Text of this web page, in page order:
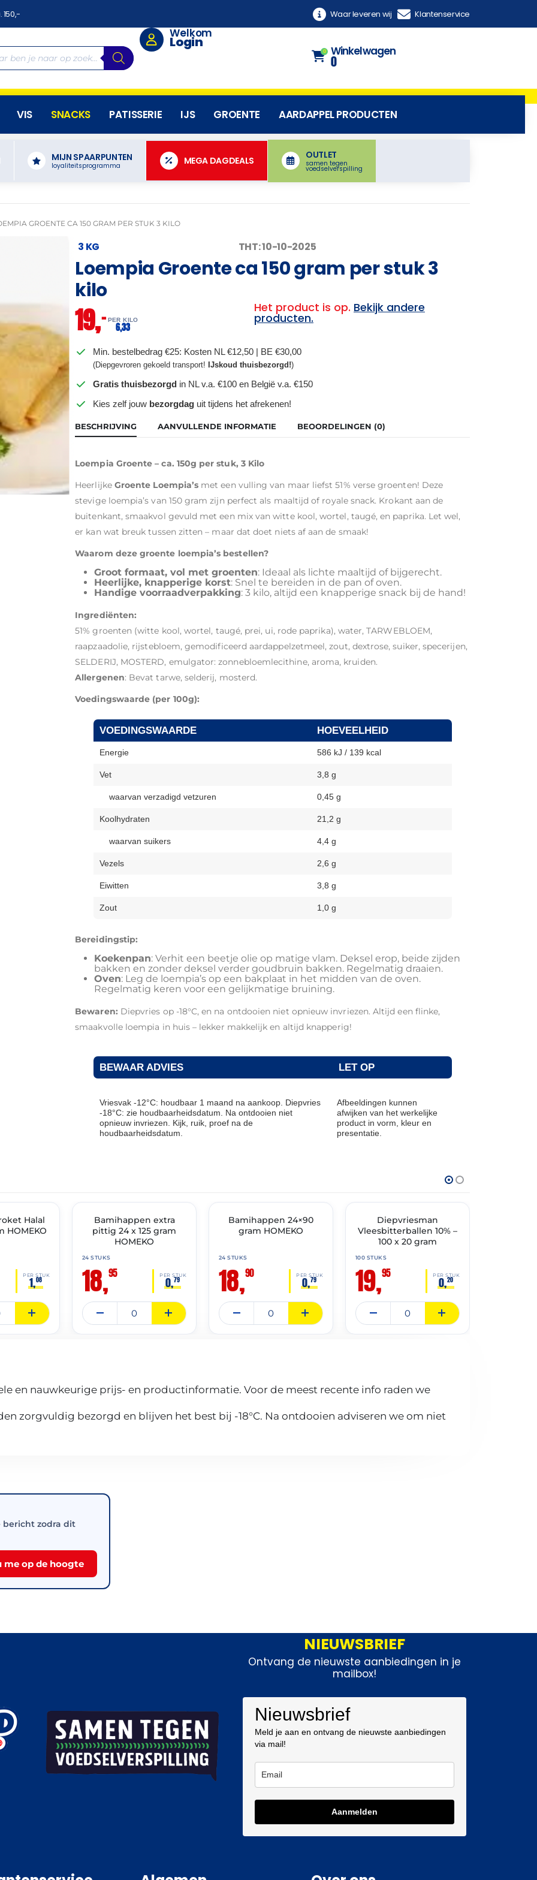
150,- Waar leveren wij Klantenservice
Welkom
Login
0 Winkelwagen
0
VIS SNACKS PATISSERIE IJS GROENTE AARDAPPEL PRODUCTEN
MIJN SPAARPUNTEN
loyaliteitsprogramma MEGA DAGDEALS
OUTLET
samen tegen
voedselverspilling
GROENTE CA 150 GRAM PER STUK 3 KILO
3 KG THT: 10-10-2025
Loempia Groente ca 150 gram per stuk 3
kilo
19,– PER KILO
6,33
Het product is op. Bekijk andere
producten.
Min. bestelbedrag €25: Kosten NL €12,50 | BE €30,00
(Diepgevroren gekoeld transport!IJskoud thuisbezorgd!)
Gratis thuisbezorgd in NL v.a. €100 en België v.a. €150
Kies zelf jouw bezorgdag uit tijdens het afrekenen!
BESCHRIJVING AANVULLENDE INFORMATIE BEOORDELINGEN (0)
Loempia Groente – ca. 150g per stuk, 3 Kilo
Heerlijke Groente Loempia’s met een vulling van maar liefst 51% verse groenten! Deze
stevige loempia’s van 150 gram zijn perfect als maaltijd of royale snack. Krokant aan de
buitenkant, smaakvol gevuld met een mix van witte kool, wortel, taugé, en paprika. Let wel,
er kan wat breuk tussen zitten – maar dat doet niets af aan de smaak!
Waarom deze groente loempia’s bestellen?
Groot formaat, vol met groenten: Ideaal als lichte maaltijd of bijgerecht.
Heerlijke, knapperige korst: Snel te bereiden in de pan of oven.
Handige voorraadverpakking: 3 kilo, altijd een knapperige snack bij de hand!
Ingrediënten:
51% groenten (witte kool, wortel, taugé, prei, ui, rode paprika), water, TARWEBLOEM,
raapzaadolie, rijstebloem, gemodificeerd aardappelzetmeel, zout, dextrose, suiker, specerijen,
SELDERIJ, MOSTERD, emulgator: zonnebloemlecithine, aroma, kruiden.
Allergenen: Bevat tarwe, selderij, mosterd.
Voedingswaarde (per 100g):
VOEDINGSWAARDE HOEVEELHEID
Energie 586 kJ / 139 kcal
Vet 3,8 g
waarvan verzadigd vetzuren 0,45 g
Koolhydraten 21,2 g
waarvan suikers 4,4 g
Vezels 2,6 g
Eiwitten 3,8 g
Zout 1,0 g
Bereidingstip:
Koekenpan: Verhit een beetje olie op matige vlam. Deksel erop, beide zijden
bakken en zonder deksel verder goudbruin bakken. Regelmatig draaien.
Oven: Leg de loempia’s op een bakplaat in het midden van de oven.
Regelmatig keren voor een gelijkmatige bruining.
Bewaren: Diepvries op -18°C, en na ontdooien niet opnieuw invriezen. Altijd een flinke,
smaakvolle loempia in huis – lekker makkelijk en altijd knapperig!
BEWAAR ADVIES LET OP
Vriesvak -12°C: houdbaar 1 maand na aankoop. Diepvries
-18°C: zie houdbaarheidsdatum. Na ontdooien niet
opnieuw invriezen. Kijk, ruik, proef na de
houdbaarheidsdatum.
Afbeeldingen kunnen
afwijken van het werkelijke
product in vorm, kleur en
presentatie.
Halal
HOMEKO
PER STUK
1,08
✓ VAST ASSORTIMENT
Bamihappen extra
pittig 24 x 125 gram
HOMEKO
24 STUKS
18,95 PER STUK
0,79
✓ VAST ASSORTIMENT
Bamihappen 24×90
gram HOMEKO
24 STUKS
18,90 PER STUK
0,79
✓ VAST ASSORTIMENT
Diepvriesman
Vleesbitterballen 10% –
100 x 20 gram
100 STUKS
19,95 PER STUK
0,20
en nauwkeurige prijs- en productinformatie. Voor de meest recente info raden we
zorgvuldig bezorgd en blijven het best bij -18°C. Na ontdooien adviseren we om niet
bericht zodra dit
me op de hoogte
NIEUWSBRIEF
Ontvang de nieuwste aanbiedingen in je
mailbox!
Nieuwsbrief
Meld je aan en ontvang de nieuwste aanbiedingen
via mail!
Aanmelden